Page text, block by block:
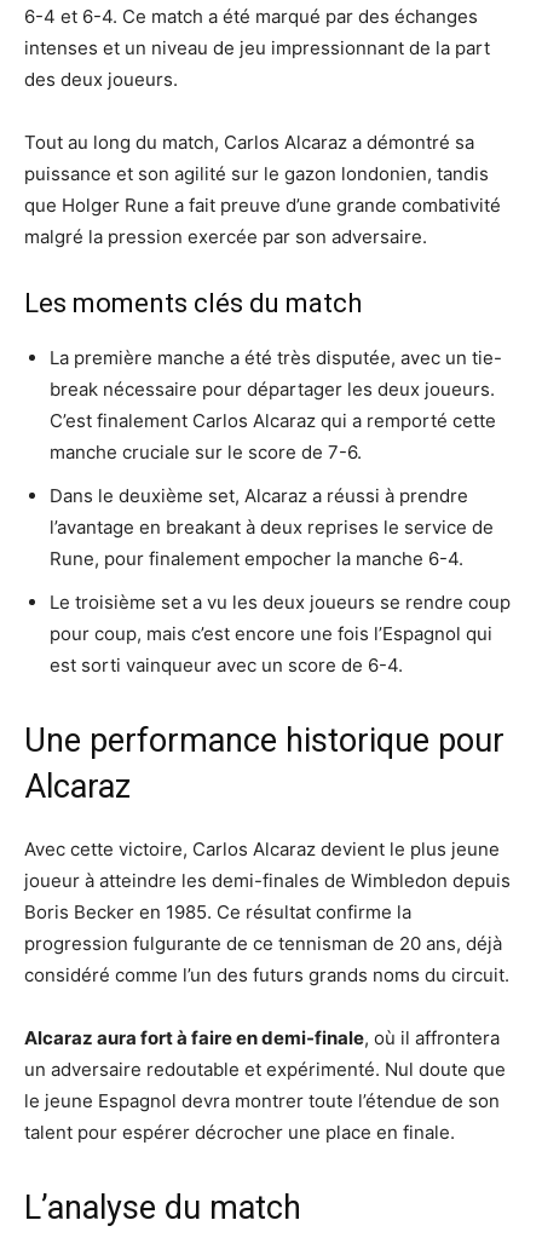
6-4 et 6-4. Ce match a été marqué par des échanges
intenses et un niveau de jeu impressionnant de la part
des deux joueurs.
Tout au long du match, Carlos Alcaraz a démontré sa
puissance et son agilité sur le gazon londonien, tandis
que Holger Rune a fait preuve d’une grande combativité
malgré la pression exercée par son adversaire.
Les moments clés du match
La première manche a été très disputée, avec un tie-
break nécessaire pour départager les deux joueurs.
C’est finalement Carlos Alcaraz qui a remporté cette
manche cruciale sur le score de 7-6.
Dans le deuxième set, Alcaraz a réussi à prendre
l’avantage en breakant à deux reprises le service de
Rune, pour finalement empocher la manche 6-4.
Le troisième set a vu les deux joueurs se rendre coup
pour coup, mais c’est encore une fois l’Espagnol qui
est sorti vainqueur avec un score de 6-4.
Une performance historique pour
Alcaraz
Avec cette victoire, Carlos Alcaraz devient le plus jeune
joueur à atteindre les demi-finales de Wimbledon depuis
Boris Becker en 1985. Ce résultat confirme la
progression fulgurante de ce tennisman de 20 ans, déjà
considéré comme l’un des futurs grands noms du circuit.
Alcaraz aura fort à faire en demi-finale, où il affrontera
un adversaire redoutable et expérimenté. Nul doute que
le jeune Espagnol devra montrer toute l’étendue de son
talent pour espérer décrocher une place en finale.
L’analyse du match